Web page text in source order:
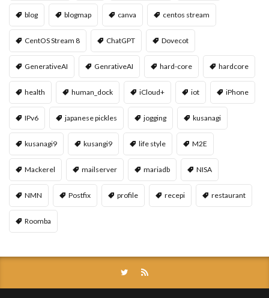
blog blogmap canva centos stream
CentOS Stream 8 ChatGPT Dovecot
GenerativeAI GenrativeAI hard-core hardcore
health human_dock iCloud+ iot iPhone
IPv6 japanese pickles jogging kusanagi
kusanagi9 kusangi9 life style M2E
Mackerel mailserver mariadb NISA
NMN Postfix profile recepi restaurant
Roomba